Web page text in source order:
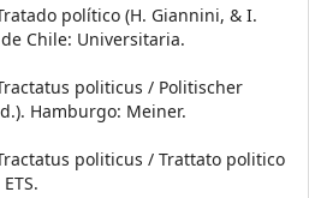
político (H. Giannini, & I.
Chile: Universitaria.
politicus / Politischer
Hamburgo: Meiner.
politicus / Trattato politico